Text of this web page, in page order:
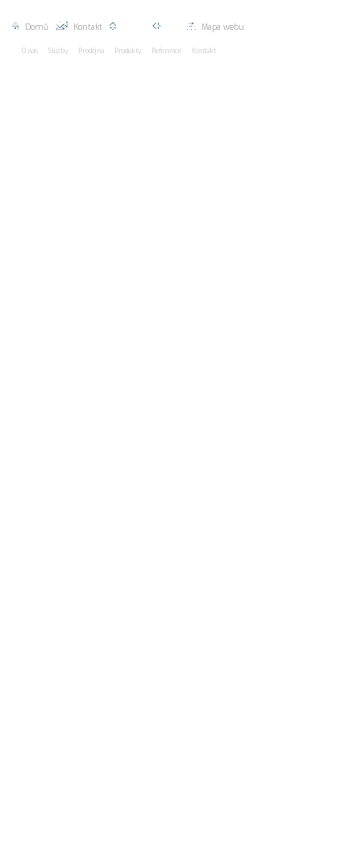
Mapa webu
Nahoru |
Kontakt |
Domů |
O nás Služby Prodejna Produkty Reference Kontakt